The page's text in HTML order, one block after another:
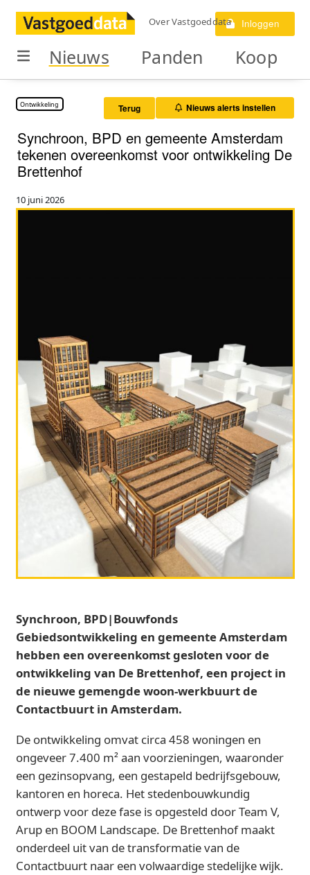
Over Vastgoeddata Inloggen
Nieuws Panden Koop
Ontwikkeling Terug Nieuws alerts instellen
Synchroon, BPD en gemeente Amsterdam
tekenen overeenkomst voor ontwikkeling De
Brettenhof
10 juni 2026
Synchroon, BPD|Bouwfonds
Gebiedsontwikkeling en gemeente Amsterdam
hebben een overeenkomst gesloten voor de
ontwikkeling van De Brettenhof, een project in
de nieuwe gemengde woon-werkbuurt de
Contactbuurt in Amsterdam.
De ontwikkeling omvat circa 458 woningen en
ongeveer 7.400 m² aan voorzieningen, waaronder
een gezinsopvang, een gestapeld bedrijfsgebouw,
kantoren en horeca. Het stedenbouwkundig
ontwerp voor deze fase is opgesteld door Team V,
Arup en BOOM Landscape. De Brettenhof maakt
onderdeel uit van de transformatie van de
Contactbuurt naar een volwaardige stedelijke wijk.